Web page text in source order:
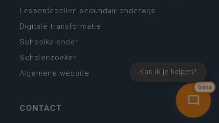
bèta
Kan ik je helpen?
Lessentabellen secundair onderwijs
Digitale transformatie
Schoolkalender
Scholenzoeker
Algemene website
CONTACT